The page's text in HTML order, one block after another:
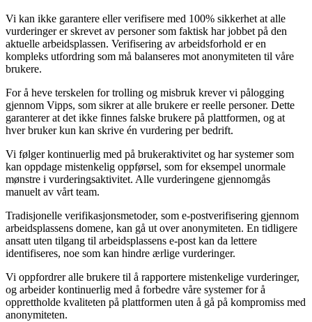
Vi kan ikke garantere eller verifisere med 100% sikkerhet at alle
vurderinger er skrevet av personer som faktisk har jobbet på den
aktuelle arbeidsplassen. Verifisering av arbeidsforhold er en
kompleks utfordring som må balanseres mot anonymiteten til våre
brukere.
For å heve terskelen for trolling og misbruk krever vi pålogging
gjennom Vipps, som sikrer at alle brukere er reelle personer. Dette
garanterer at det ikke finnes falske brukere på plattformen, og at
hver bruker kun kan skrive én vurdering per bedrift.
Vi følger kontinuerlig med på brukeraktivitet og har systemer som
kan oppdage mistenkelig oppførsel, som for eksempel unormale
mønstre i vurderingsaktivitet. Alle vurderingene gjennomgås
manuelt av vårt team.
Tradisjonelle verifikasjonsmetoder, som e-postverifisering gjennom
arbeidsplassens domene, kan gå ut over anonymiteten. En tidligere
ansatt uten tilgang til arbeidsplassens e-post kan da lettere
identifiseres, noe som kan hindre ærlige vurderinger.
Vi oppfordrer alle brukere til å rapportere mistenkelige vurderinger,
og arbeider kontinuerlig med å forbedre våre systemer for å
opprettholde kvaliteten på plattformen uten å gå på kompromiss med
anonymiteten.